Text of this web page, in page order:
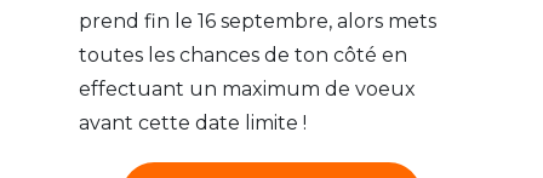
prend fin le 16 septembre, alors mets
toutes les chances de ton côté en
effectuant un maximum de voeux
avant cette date limite !